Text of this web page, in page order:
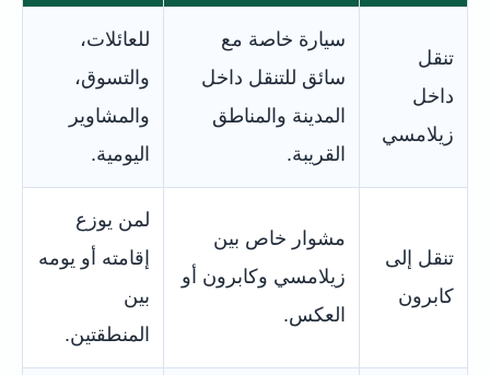
تنقل
داخل
زيلامسي
سيارة خاصة مع
سائق للتنقل داخل
المدينة والمناطق
القريبة.
للعائلات،
والتسوق،
والمشاوير
اليومية.
تنقل إلى
كابرون
مشوار خاص بين
زيلامسي وكابرون أو
العكس.
لمن يوزع
إقامته أو يومه
بين
المنطقتين.